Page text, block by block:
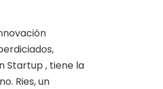
Startup , tiene la
Ries, un